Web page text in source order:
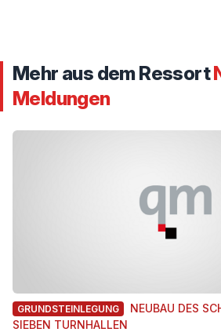
Mehr aus dem Ressort
Meldungen
GRUNDSTEINLEGUNG
NEUBAU DES
SIEBEN TURNHALLEN